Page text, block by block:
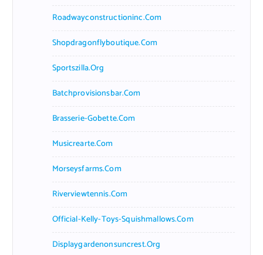
Roadwayconstructioninc.com
Shopdragonflyboutique.com
Sportszilla.org
Batchprovisionsbar.com
Brasserie-Gobette.com
Musicrearte.com
Morseysfarms.com
Riverviewtennis.com
Official-Kelly-Toys-Squishmallows.com
Displaygardenonsuncrest.org